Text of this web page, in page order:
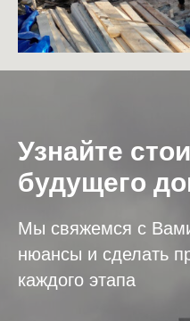
Узнайте
будущего
Мы свяжемся с
нюансы и сделать
каждого этапа